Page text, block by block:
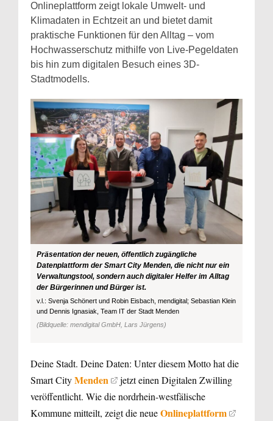
Onlineplattform zeigt lokale Umwelt- und
Klimadaten in Echtzeit an und bietet damit
praktische Funktionen für den Alltag – vom
Hochwasserschutz mithilfe von Live-Pegeldaten
bis hin zum digitalen Besuch eines 3D-
Stadtmodells.
Präsentation der neuen, öffentlich zugängliche
Datenplattform der Smart City Menden, die nicht nur ein
Verwaltungstool, sondern auch digitaler Helfer im Alltag
der Bürgerinnen und Bürger ist.
v.l.: Svenja Schönert und Robin Eisbach, mendigital; Sebastian Klein
und Dennis Ignasiak, Team IT der Stadt Menden
(Bildquelle: mendigital GmbH, Lars Jürgens)
Deine Stadt. Deine Daten: Unter diesem Motto hat die
Smart CityMenden
jetzt einen Digitalen Zwilling
veröffentlicht. Wie die nordrhein-westfälische
Kommune mitteilt, zeigt die neueOnlineplattform